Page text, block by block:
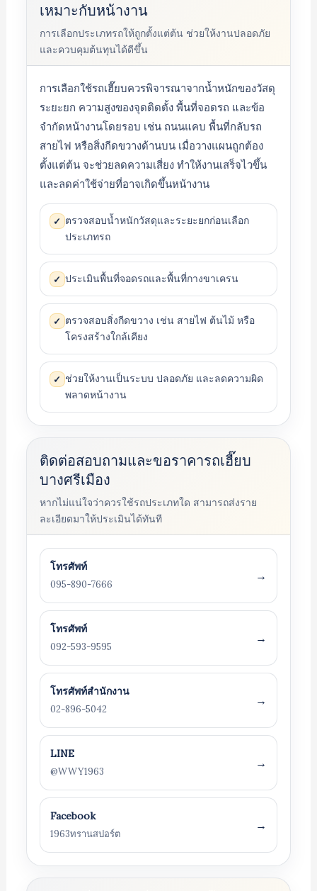
เหมาะกับหน้างาน
การเลือกประเภทรถให้ถูกตั้งแต่ต้น ช่วยให้งานปลอดภัย
และควบคุมต้นทุนได้ดีขึ้น
การเลือกใช้รถเฮี๊ยบควรพิจารณาจากน้ำหนักของวัสดุ
ระยะยก ความสูงของจุดติดตั้ง พื้นที่จอดรถ และข้อ
จำกัดหน้างานโดยรอบ เช่น ถนนแคบ พื้นที่กลับรถ
สายไฟ หรือสิ่งกีดขวางด้านบน เมื่อวางแผนถูกต้อง
ตั้งแต่ต้น จะช่วยลดความเสี่ยง ทำให้งานเสร็จไวขึ้น
และลดค่าใช้จ่ายที่อาจเกิดขึ้นหน้างาน
✓ ตรวจสอบน้ำหนักวัสดุและระยะยกก่อนเลือก
ประเภทรถ
✓ ประเมินพื้นที่จอดรถและพื้นที่กางขาเครน
✓ ตรวจสอบสิ่งกีดขวาง เช่น สายไฟ ต้นไม้ หรือ
โครงสร้างใกล้เคียง
✓ ช่วยให้งานเป็นระบบ ปลอดภัย และลดความผิด
พลาดหน้างาน
ติดต่อสอบถามและขอราคารถเฮี๊ยบ
บางศรีเมือง
หากไม่แน่ใจว่าควรใช้รถประเภทใด สามารถส่งราย
ละเอียดมาให้ประเมินได้ทันที
โทรศัพท์
095-890-7666
→
โทรศัพท์
092-593-9595
→
โทรศัพท์สำนักงาน
02-896-5042
→
LINE
@WWY1963
→
Facebook
1963ทรานสปอร์ต
→